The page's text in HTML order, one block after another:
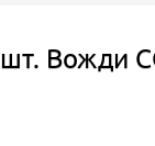
шт. Вожди